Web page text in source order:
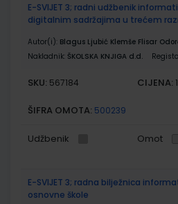
E-SVIJET 3; radni udžbenik
digitalnim sadržajima u trećem
Autor(i): Blagus Ljubić Klemše Flisar
Nakladnik: ŠKOLSKA KNJIGA d.d.
SKU: 567184 CIJENA:
ŠIFRA OMOTA: 500239
Udžbenik Omot
E-SVIJET 3; radna bilježnica
osnovne škole